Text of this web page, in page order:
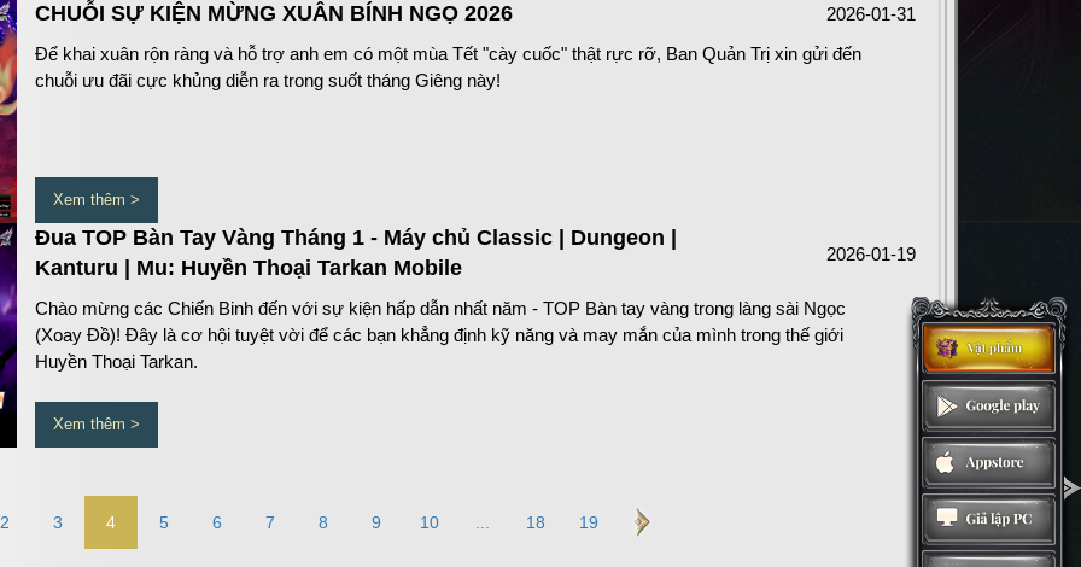
CHUỖI SỰ KIỆN MỪNG XUÂN BÍNH NGỌ 2026
2026-01-31
Để khai xuân rộn ràng và hỗ trợ anh em có một mùa Tết "cày cuốc" thật rực rỡ, Ban Quản Trị xin gửi đến
chuỗi ưu đãi cực khủng diễn ra trong suốt tháng Giêng này!
Xem thêm >
Đua TOP Bàn Tay Vàng Tháng 1 - Máy chủ Classic | Dungeon |
Kanturu | Mu: Huyền Thoại Tarkan Mobile
2026-01-19
Chào mừng các Chiến Binh đến với sự kiện hấp dẫn nhất năm - TOP Bàn tay vàng trong làng sài Ngọc
(Xoay Đồ)! Đây là cơ hội tuyệt vời để các bạn khẳng định kỹ năng và may mắn của mình trong thế giới
Huyền Thoại Tarkan.
Xem thêm >
2 3 4 5 6 7 8 9 10 18 19 ›